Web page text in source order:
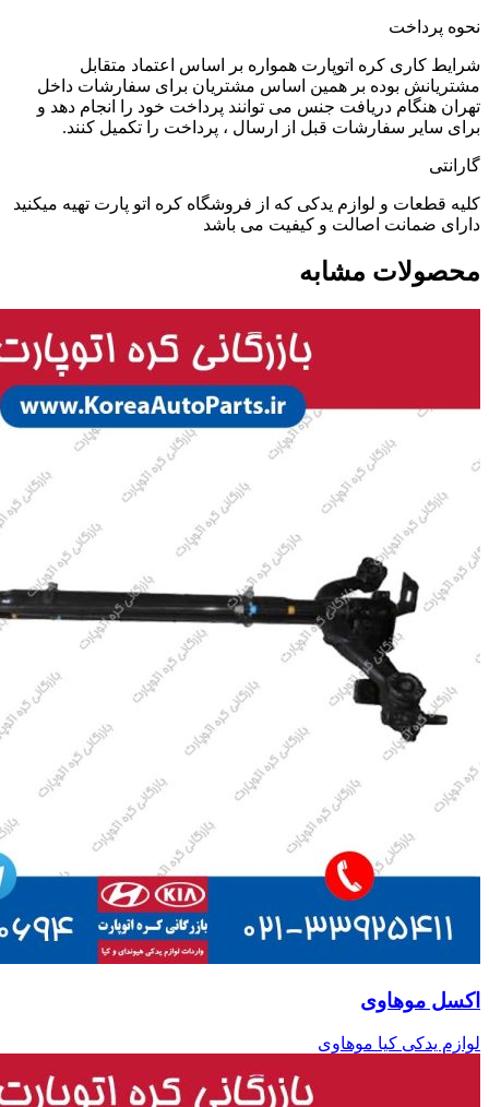
نحوه پرداخت
شرایط کاری کره اتوپارت همواره بر اساس اعتماد متقابل
مشتریانش بوده بر همین اساس مشتریان برای سفارشات داخل
تهران هنگام دریافت جنس می توانند پرداخت خود را انجام دهد و
برای سایر سفارشات قبل از ارسال ، پرداخت را تکمیل کنند.
گارانتی
کلیه قطعات و لوازم یدکی که از فروشگاه کره اتو پارت تهیه میکنید
دارای ضمانت اصالت و کیفیت می باشد
محصولات مشابه
اکسل موهاوی
لوازم یدکی کیا موهاوی